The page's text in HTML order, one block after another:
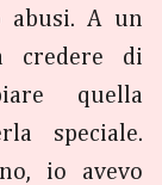
abusi. A un
credere di
quella
speciale.
io avevo